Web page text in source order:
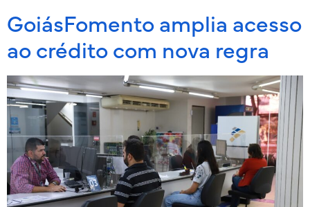
GoiásFomento amplia acesso
ao crédito com nova regra